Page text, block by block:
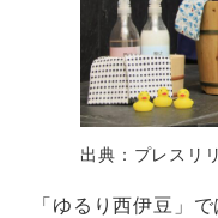
出典：プレスリ
「ゆるり西伊豆」